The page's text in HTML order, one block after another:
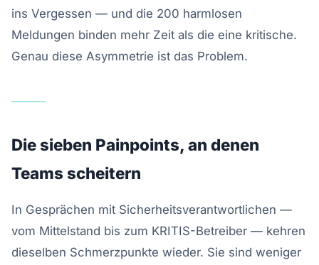
ins Vergessen — und die 200 harmlosen
Meldungen binden mehr Zeit als die eine kritische.
Genau diese Asymmetrie ist das Problem.
Die sieben Painpoints, an denen
Teams scheitern
In Gesprächen mit Sicherheitsverantwortlichen —
vom Mittelstand bis zum KRITIS-Betreiber — kehren
dieselben Schmerzpunkte wieder. Sie sind weniger